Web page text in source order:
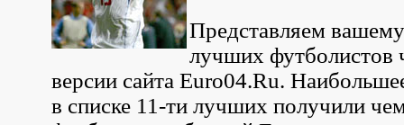
Представляем
лучших футболистов
версии сайта Euro04.Ru.
в списке 11-ти лучших получили